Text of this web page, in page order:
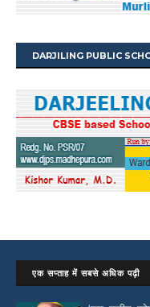
DARJILING PUBLIC
एक सप्ताह में सबसे अधिक पढ़ी